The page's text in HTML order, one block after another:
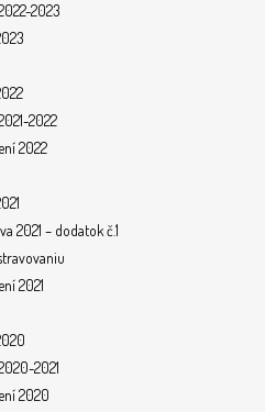
2023
2022
2022
2021 – dodatok č.1
2021
2021
2020